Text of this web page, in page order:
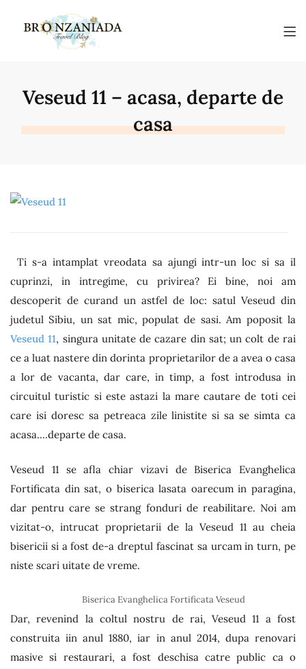
Veseud 11 – acasa, departe de
casa
Ti s-a intamplat vreodata sa ajungi intr-un loc si sa il
cuprinzi, in intregime, cu privirea? Ei bine, noi am
descoperit de curand un astfel de loc: satul Veseud din
judetul Sibiu, un sat mic, populat de sasi. Am poposit la
Veseud 11, singura unitate de cazare din sat; un colt de rai
ce a luat nastere din dorinta proprietarilor de a avea o casa
a lor de vacanta, dar care, in timp, a fost introdusa in
circuitul turistic si este astazi la mare cautare de toti cei
care isi doresc sa petreaca zile linistite si sa se simta ca
acasa….departe de casa.
Veseud 11 se afla chiar vizavi de Biserica Evanghelica
Fortificata din sat, o biserica lasata oarecum in paragina,
dar pentru care se strang fonduri de reabilitare. Noi am
vizitat-o, intrucat proprietarii de la Veseud 11 au cheia
bisericii si a fost de-a dreptul fascinat sa urcam in turn, pe
niste scari uitate de vreme.
Biserica Evanghelica Fortificata Veseud
Dar, revenind la coltul nostru de rai, Veseud 11 a fost
construita iin anul 1880, iar in anul 2014, dupa renovari
masive si restaurari, a fost deschisa catre public ca o